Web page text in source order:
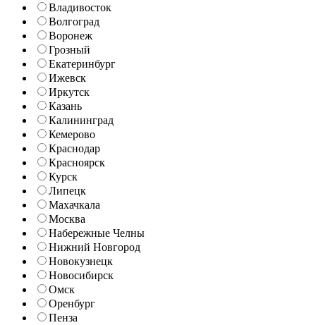
Владивосток
Волгоград
Воронеж
Грозный
Екатеринбург
Ижевск
Иркутск
Казань
Калининград
Кемерово
Краснодар
Красноярск
Курск
Липецк
Махачкала
Москва
Набережные Челны
Нижний Новгород
Новокузнецк
Новосибирск
Омск
Оренбург
Пенза